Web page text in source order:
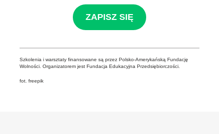
ZAPISZ SIĘ
Szkolenia i warsztaty finansowane są przez Polsko-Amerykańską Fundację
Wolności. Organizatorem jest Fundacja Edukacyjna Przedsiębiorczości.
fot. freepik